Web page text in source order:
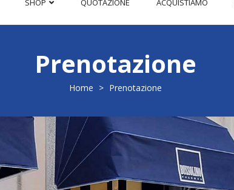
Prenotazione
Home > Prenotazione